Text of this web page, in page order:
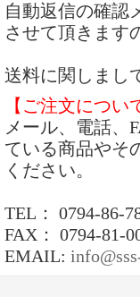
自動返信の確認
させて頂きます
送料に関しまし
【ご注文につい
メール、電話、
ている商品やそ
ください。
TEL： 0794-86-
FAX： 0794-81-
EMAIL: